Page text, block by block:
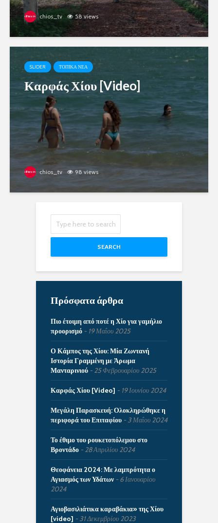
chios_tv 58 views
SLIDER ΤΟΠΙΚΑ ΝΕΑ
Καρφάς Χίου [Video]
chios_tv 98 views
SEARCH
Πρόσφατα άρθρα
Πιο έτοιμη από ποτέ η Χίο για γαμήλιο
προορισμό
19 Μαΐου 2025
Ο Κάμπος της Χίου: Μία Ζωντανή
Ιστορία Γραμμένη με Άρωμα
Μανταρινιού
25 Φεβρουαρίου 2025
Καρφάς Χίου [Video] 19 Ιουνίου 2024
Μεγάλη Παρασκευή: Ολοκληρώθηκε η
περιφορά του Επιταφίου
3 Μαΐου 2024
Το έθιμο του ρουκετοπόλεμου στο
Βροντάδο
28 Απριλίου 2024
Θεοφάνεια 2024: Με λαμπρότητα ο
Αγιασμός των Υδάτων
6 Ιανουαρίου
2024
Αγιοβασιλιάτικα καραβάκια» της Χίου
[video]
31 Δεκεμβρίου 2023